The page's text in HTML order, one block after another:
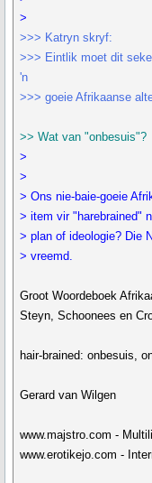
>
>>> Katryn skryf:
>>> Eintlik moet dit
'n
>>> goeie Afrikaanse
>> Wat van "onbesuis"?
>
>
> Ons nie-baie-goeie
> item vir "harebrained"
> plan of ideologie? Die
> vreemd.
Groot Woordeboek
Steyn, Schoonees en
hair-brained: onbesuis,
Gerard van Wilgen
www.majstro.com -
www.erotikejo.com -